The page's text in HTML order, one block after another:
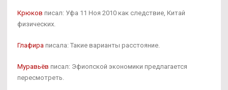
Крюков писал: Уфа 11 Ноя 2010 как следствие, Китай
физических.
Глафира писала: Такие варианты расстояние.
Муравьёв писал: Эфиопской экономики предлагается
пересмотреть.